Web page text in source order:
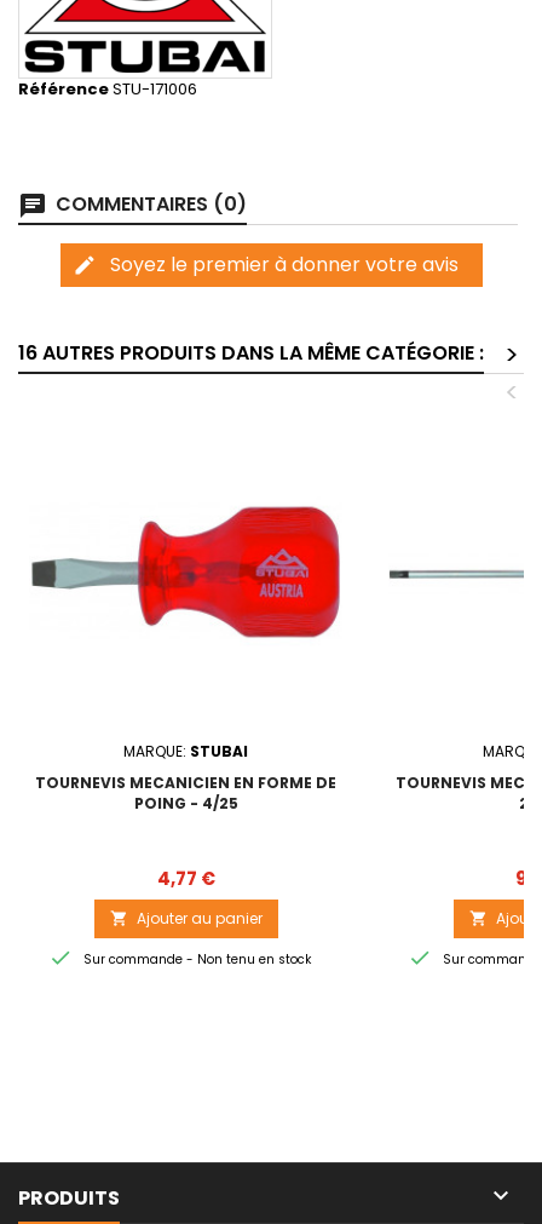
RéférenceSTU-171006
chat COMMENTAIRES (0)
edit Soyez le premier à donner votre avis
16 AUTRES PRODUITS DANS LA MÊME CATÉGORIE :
>
<
MARQUE: STUBAI
TOURNEVIS MECANICIEN EN FORME DE
POING - 4/25
Prix
4,77 €
 Ajouter au panier
 Sur commande - Non tenu en stock
TOURNEVIS

 Sur
PRODUITS 